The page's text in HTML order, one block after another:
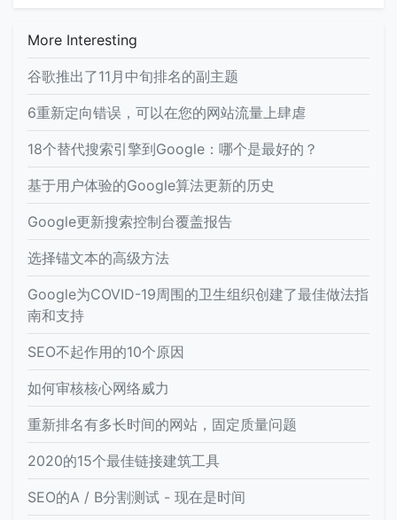
More Interesting
谷歌推出了11月中旬排名的副主题
6重新定向错误，可以在您的网站流量上肆虐
18个替代搜索引擎到Google：哪个是最好的？
基于用户体验的Google算法更新的历史
Google更新搜索控制台覆盖报告
选择锚文本的高级方法
Google为COVID-19周围的卫生组织创建了最佳做法指
南和支持
SEO不起作用的10个原因
如何审核核心网络威力
重新排名有多长时间的网站，固定质量问题
2020的15个最佳链接建筑工具
SEO的A / B分割测试 - 现在是时间